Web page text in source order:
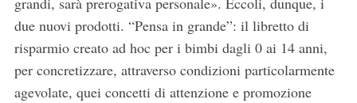
due nuovi prodotti. “Pensa in grande”: il libretto di
risparmio creato ad hoc per i bimbi dagli 0 ai 14 anni,
per concretizzare, attraverso condizioni particolarmente
agevolate, quei concetti di attenzione e promozione